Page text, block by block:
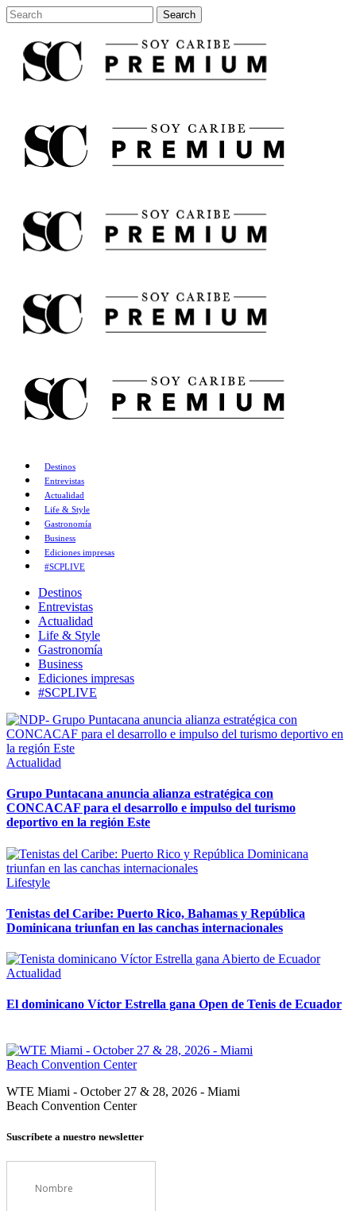
Destinos
Entrevistas
Actualidad
Life & Style
Gastronomía
Business
Ediciones impresas
#SCPLIVE
Destinos
Entrevistas
Actualidad
Life & Style
Gastronomía
Business
Ediciones impresas
#SCPLIVE
Actualidad
Grupo Puntacana anuncia alianza estratégica con
CONCACAF para el desarrollo e impulso del turismo
deportivo en la región Este
Lifestyle
Tenistas del Caribe: Puerto Rico, Bahamas y República
Dominicana triunfan en las canchas internacionales
Actualidad
El dominicano Víctor Estrella gana Open de Tenis de Ecuador
WTE Miami - October 27 & 28, 2026 - Miami
Beach Convention Center
Suscríbete a nuestro newsletter